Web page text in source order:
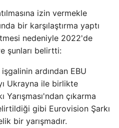
izin vermekle
bir karşılaştırma yaptı
nedeniyle 2022'de
şunları belirtti:
ardından EBU
Ukrayna ile birlikte
Yarışması'ndan çıkarma
gibi Eurovision Şarkı
bir yarışmadır.